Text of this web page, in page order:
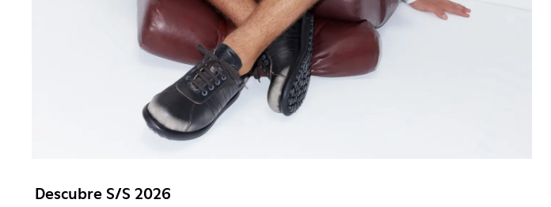
Descubre S/S 2026